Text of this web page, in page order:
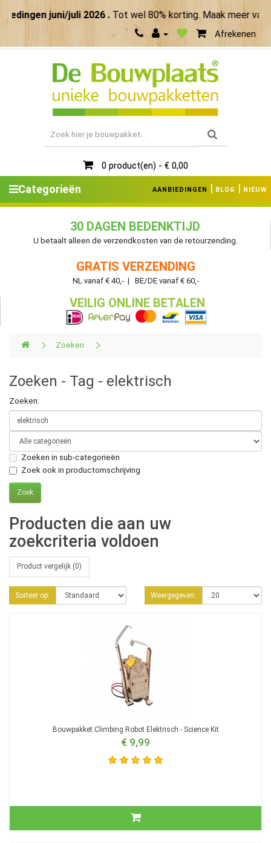
juni/juli 2026 . Tot wel 80% korting. Maak meer van je
Afrekenen
0 product(en) - € 0,00
Categorieën AANBIEDINGEN | BLOG | NIEUW
30 DAGEN BEDENKTIJD
U betaalt alleen de verzendkosten van de retourzending.
GRATIS VERZENDING
NL vanaf € 40,- | BE/DE vanaf € 60,-
VEILIG ONLINE BETALEN
Zoeken
Zoeken - Tag - elektrisch
Zoeken:
Zoeken in sub-categorieën
Zoek ook in productomschrijving
Producten die aan uw
zoekcriteria voldoen
Product vergelijk (0)
Sorteer op: Weergegeven:
Bouwpakket Climbing Robot Elektrisch - Science Kit
€ 9,99